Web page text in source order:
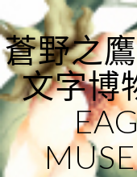
to
content
蒼野之
文字博